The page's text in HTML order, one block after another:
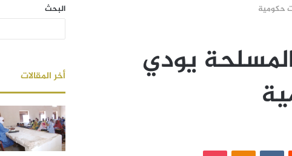
حكومية
يودي
البحث
أخر المقالات